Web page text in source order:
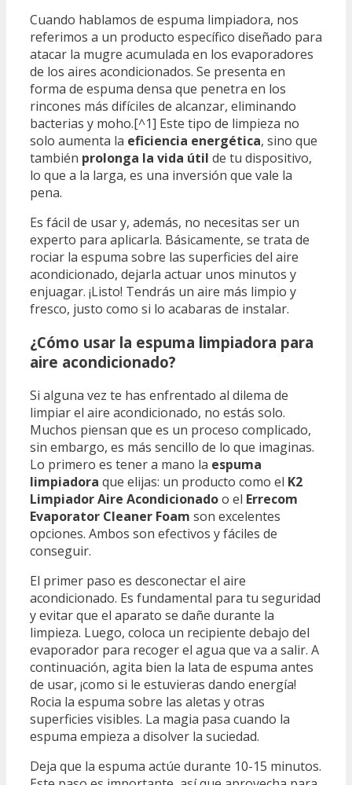
Cuando hablamos de espuma limpiadora, nos
referimos a un producto específico diseñado para
atacar la mugre acumulada en los evaporadores
de los aires acondicionados. Se presenta en
forma de espuma densa que penetra en los
rincones más difíciles de alcanzar, eliminando
bacterias y moho.[^1] Este tipo de limpieza no
solo aumenta la eficiencia energética, sino que
también prolonga la vida útil de tu dispositivo,
lo que a la larga, es una inversión que vale la
pena.
Es fácil de usar y, además, no necesitas ser un
experto para aplicarla. Básicamente, se trata de
rociar la espuma sobre las superficies del aire
acondicionado, dejarla actuar unos minutos y
enjuagar. ¡Listo! Tendrás un aire más limpio y
fresco, justo como si lo acabaras de instalar.
¿Cómo usar la espuma limpiadora para
aire acondicionado?
Si alguna vez te has enfrentado al dilema de
limpiar el aire acondicionado, no estás solo.
Muchos piensan que es un proceso complicado,
sin embargo, es más sencillo de lo que imaginas.
Lo primero es tener a mano la espuma
limpiadora que elijas: un producto como el K2
Limpiador Aire Acondicionadoo el Errecom
Evaporator Cleaner Foam son excelentes
opciones. Ambos son efectivos y fáciles de
conseguir.
El primer paso es desconectar el aire
acondicionado. Es fundamental para tu seguridad
y evitar que el aparato se dañe durante la
limpieza. Luego, coloca un recipiente debajo del
evaporador para recoger el agua que va a salir. A
continuación, agita bien la lata de espuma antes
de usar, ¡como si le estuvieras dando energía!
Rocia la espuma sobre las aletas y otras
superficies visibles. La magia pasa cuando la
espuma empieza a disolver la suciedad.
Deja que la espuma actúe durante 10-15 minutos.